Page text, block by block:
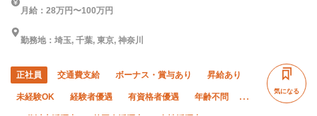
月給：28万円〜100万円
勤務地：埼玉, 千葉, 東京, 神奈川
正社員 交通費支給 ボーナス・賞与あり 昇給あり
未経験OK 経験者優遇 有資格者優遇 年齢不問
気になる